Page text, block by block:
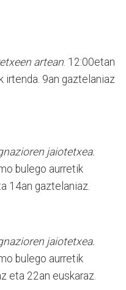
artean. 12:00etan
irtenda. 9an gaztelaniaz
jaiotetxea.
bulego aurretik
14an gaztelaniaz.
jaiotetxea.
bulego aurretik
eta 22an euskaraz.